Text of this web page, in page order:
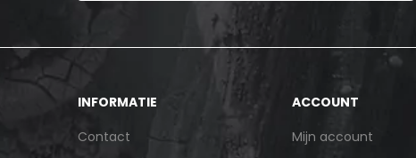
INFORMATIE
Contact
ACCOUNT
Mijn account